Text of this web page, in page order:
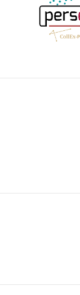
Menu